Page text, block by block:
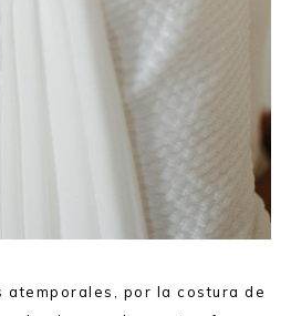
atemporales, por la costura de